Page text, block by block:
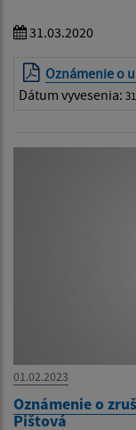
31.03.2020
Oznámenie o
Dátum vyvesenia:
01.02.2023
Oznámenie o
Pištová